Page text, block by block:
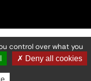
©2026
patrimoine
control over what you
✗ Deny all cookies